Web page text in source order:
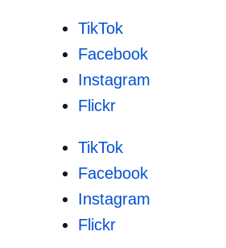
TikTok
Facebook
Instagram
Flickr
TikTok
Facebook
Instagram
Flickr